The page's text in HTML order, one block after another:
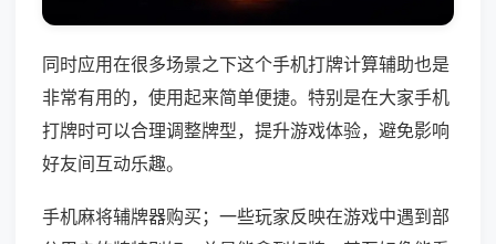
同时应用在很多场景之下这个手机打牌计算辅助也是
非常有用的，使用起来简单便捷。特别是在大家手机
打牌时可以合理调整牌型，提升游戏体验，避免影响
好友间互动乐趣。
手机麻将辅牌器购买；一些玩家反映在游戏中遇到部